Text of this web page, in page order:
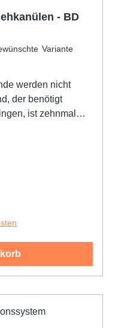
- BD
Variante
werden nicht
der benötigt
ist zehnmal
für weniger
Das
erfordert im
nur die